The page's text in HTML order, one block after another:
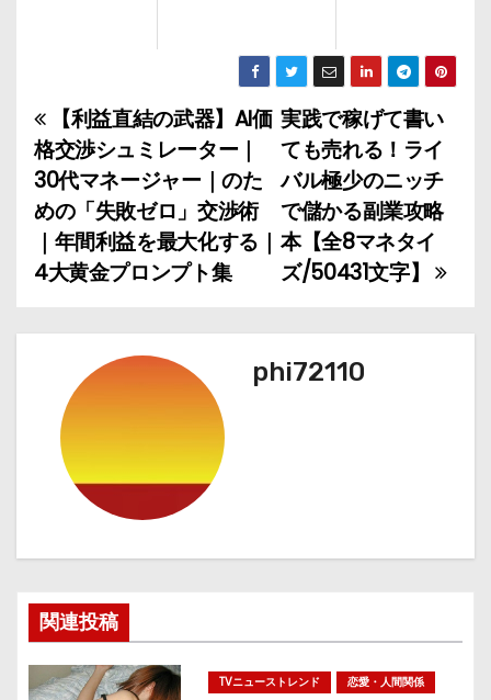
投
稿
ナ
ビ
シ
ョ
実践で稼げて書い
ても売れる！ライ
バル極少のニッチ
で儲かる副業攻略
本【全8マネタイ
ズ/50431文字】
【利益直結の武器】AI価
格交渉シュミレーター｜
30代マネージャー｜のた
めの「失敗ゼロ」交渉術
｜年間利益を最大化する｜
4大黄金プロンプト集
phi72110
関連投稿
TVニューストレンド 恋愛・人間関係